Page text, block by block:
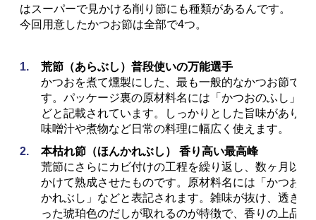
はスーパーで見かける削り節にも種類があるんです。
今回用意したかつお節は全部で4つ。
荒節（あらぶし）普段使いの万能選手
かつおを煮て燻製にした、最も一般的なかつお節で
す。パッケージ裏の原材料名には「かつおのふし」な
どと記載されています。しっかりとした旨味があり、
味噌汁や煮物など日常の料理に幅広く使えます。
本枯れ節（ほんかれぶし） 香り高い最高峰
荒節にさらにカビ付けの工程を繰り返し、数ヶ月以上
かけて熟成させたものです。原材料名には「かつおの
かれぶし」などと表記されます。雑味が抜け、透き通
った琥珀色のだしが取れるのが特徴で、香りの上品さ